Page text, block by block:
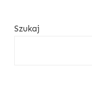
Szukaj